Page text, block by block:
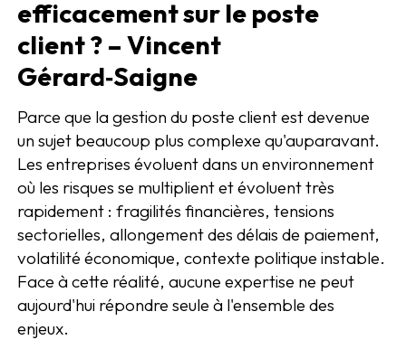
efficacement sur le poste
client ? – Vincent
Gérard‑Saigne
Parce que la gestion du poste client est devenue
un sujet beaucoup plus complexe qu'auparavant.
Les entreprises évoluent dans un environnement
où les risques se multiplient et évoluent très
rapidement : fragilités financières, tensions
sectorielles, allongement des délais de paiement,
volatilité économique, contexte politique instable.
Face à cette réalité, aucune expertise ne peut
aujourd'hui répondre seule à l'ensemble des
enjeux.